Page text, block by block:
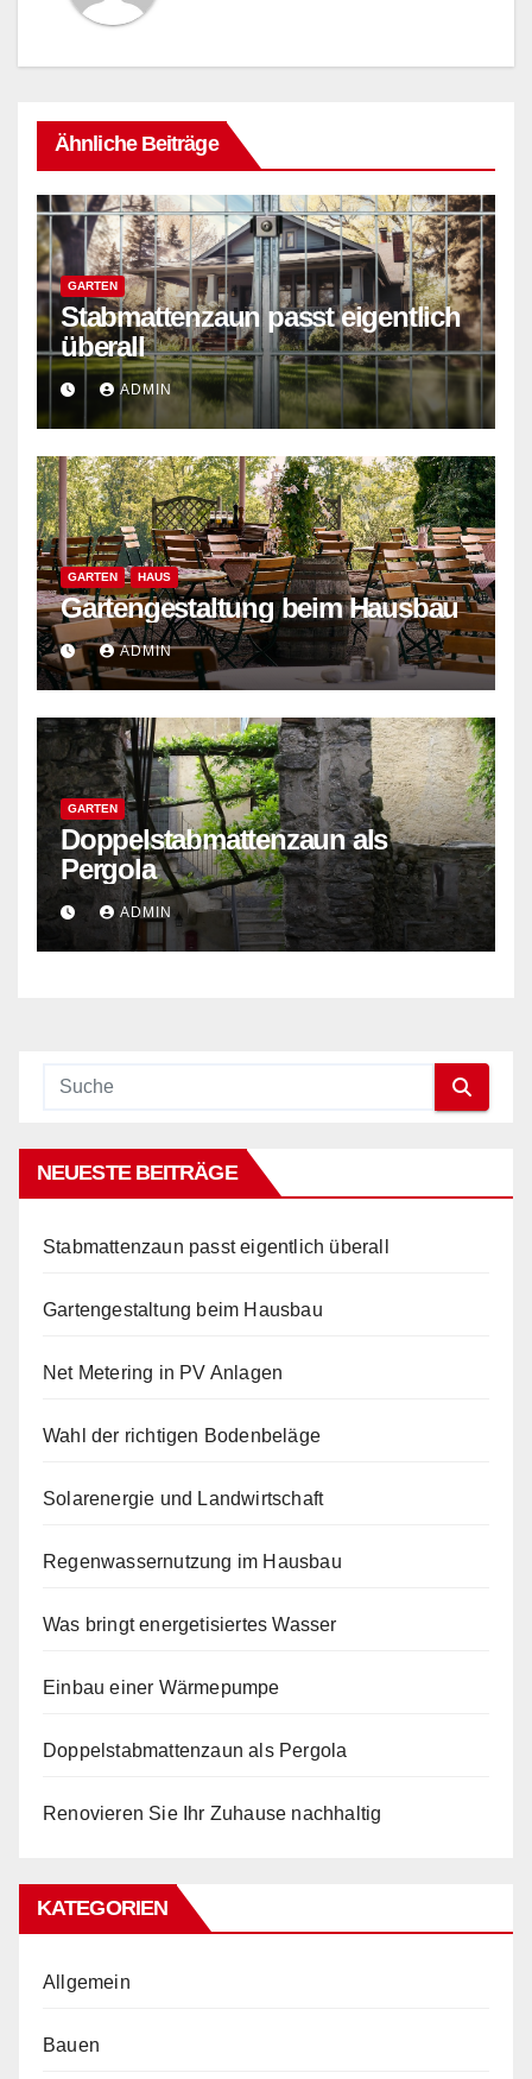
Ähnliche Beiträge
GARTEN
Stabmattenzaun passt eigentlich
überall
ADMIN
GARTEN HAUS
Gartengestaltung beim Hausbau
ADMIN
GARTEN
Doppelstabmattenzaun als
Pergola
ADMIN
NEUESTE BEITRÄGE
Stabmattenzaun passt eigentlich überall
Gartengestaltung beim Hausbau
Net Metering in PV Anlagen
Wahl der richtigen Bodenbeläge
Solarenergie und Landwirtschaft
Regenwassernutzung im Hausbau
Was bringt energetisiertes Wasser
Einbau einer Wärmepumpe
Doppelstabmattenzaun als Pergola
Renovieren Sie Ihr Zuhause nachhaltig
KATEGORIEN
Allgemein
Bauen